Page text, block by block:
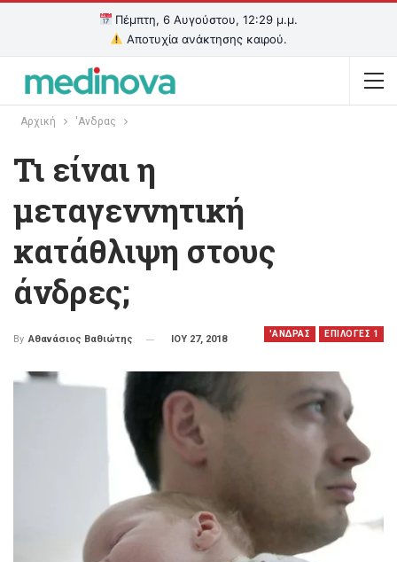
Πέμπτη, 6 Αυγούστου, 12:29 μ.μ.
Αποτυχία ανάκτησης καιρού.
Αρχική 'Ανδρας
Τι είναι η
μεταγεννητική
κατάθλιψη στους
άνδρες;
'ΑΝΔΡΑΣ EΠΙΛΟΓΕΣ 1
By Αθανάσιος Βαθιώτης ΙΟΥ 27, 2018